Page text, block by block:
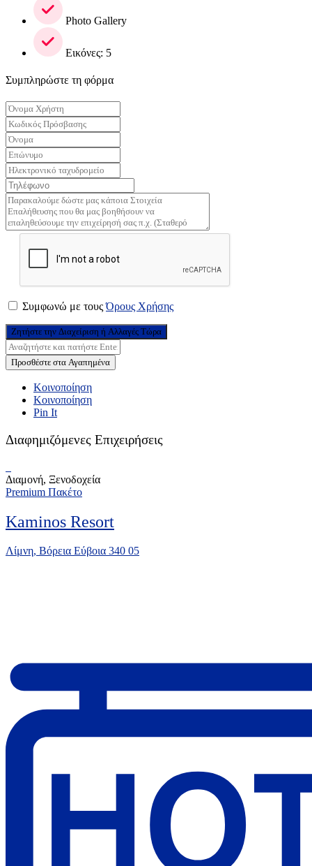
Photo Gallery
Εικόνες: 5
Συμπληρώστε τη φόρμα
Συμφωνώ με τουςΌρους Χρήσης
Ζητήστε την Διαχείριση ή Αλλαγές Τώρα
Προσθέστε στα Αγαπημένα
Κοινοποίηση
Κοινοποίηση
Pin It
Διαφημιζόμενες Επιχειρήσεις
Διαμονή, Ξενοδοχεία
Premium Πακέτο
Kaminos Resort
Λίμνη, Βόρεια Εύβοια 340 05